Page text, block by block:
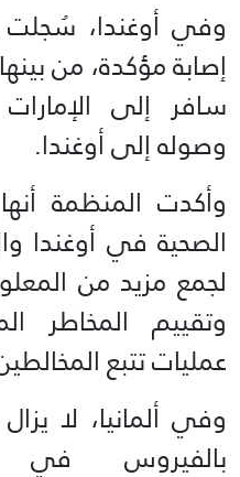
إصابة مؤكدة، من
سافر إلى
وصوله إلى أوغندا.
وأكدت المنظمة
الصحية في أوغندا
لجمع مزيد من
وتقييم المخاطر
عمليات تتبع
وفي ألمانيا، لا
بالفيروس في